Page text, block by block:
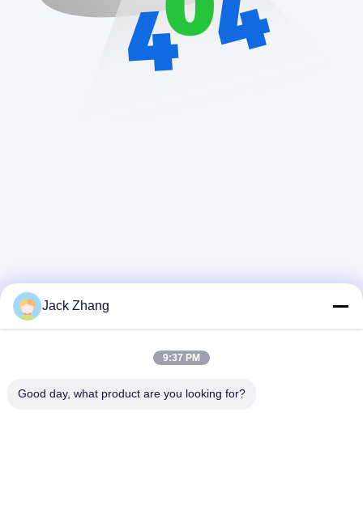
Jack Zhang
9:37 PM
Good day, what product are you looking for?